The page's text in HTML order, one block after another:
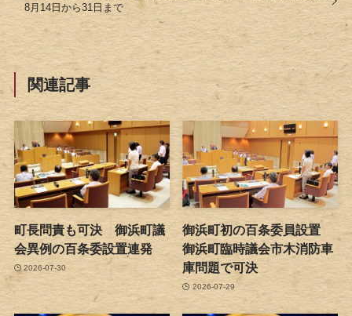
8月14日から31日まで
関連記事
町長問責も可決 御浜町議
会異例の百条委設置連発
2026-07-30
御浜町初の百条委員設置
御浜町臨時議会市木消防車
庫問題で可決
2026-07-29